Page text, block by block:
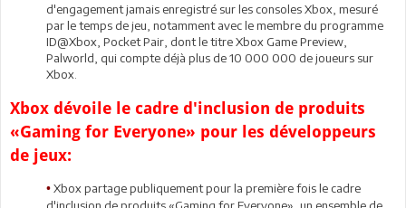
d'engagement jamais enregistré sur les consoles Xbox, mesuré
par le temps de jeu, notamment avec le membre du programme
ID@Xbox, Pocket Pair, dont le titre Xbox Game Preview,
Palworld, qui compte déjà plus de 10 000 000 de joueurs sur
Xbox.
Xbox dévoile le cadre d'inclusion de produits
«Gaming for Everyone» pour les développeurs
de jeux:
• Xbox partage publiquement pour la première fois le cadre